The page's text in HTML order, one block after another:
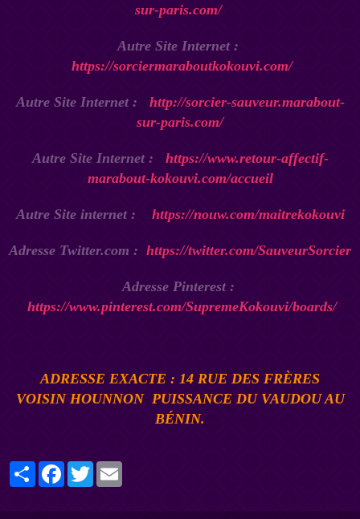
sur-paris.com/
Autre Site Internet :
https://sorciermaraboutkokouvi.com/
Autre Site Internet : http://sorcier-sauveur.marabout-
sur-paris.com/
Autre Site Internet : https://www.retour-affectif-
marabout-kokouvi.com/accueil
Autre Site internet : https://nouw.com/maitrekokouvi
Adresse Twitter.com : https://twitter.com/SauveurSorcier
Adresse Pinterest :
https://www.pinterest.com/SupremeKokouvi/boards/
ADRESSE EXACTE : 14 RUE DES FRÈRES
VOISIN HOUNNON PUISSANCE DU VAUDOU AU
BÉNIN.
PartagerFacebook
Twitter